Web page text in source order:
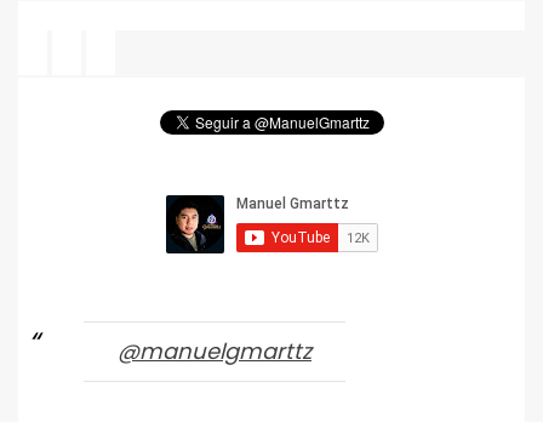
@manuelgmarttz